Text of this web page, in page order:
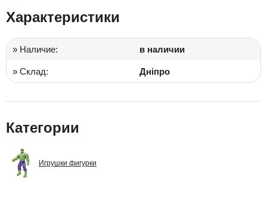
Характеристики
» Наличие: в наличии
» Склад: Дніпро
Категории
Игрушки фигурки